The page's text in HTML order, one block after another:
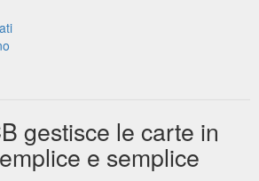
gestisce le carte in
e semplice